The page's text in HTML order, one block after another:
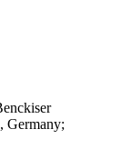
, Germany;